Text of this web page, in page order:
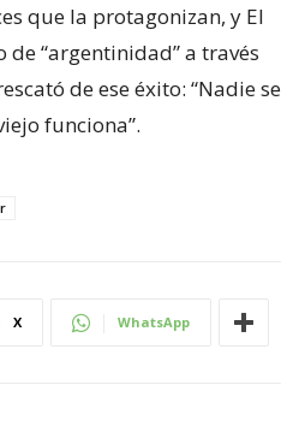
que la protagonizan, y El
“argentinidad” a través
de ese éxito: “Nadie se
funciona”.
X WhatsApp